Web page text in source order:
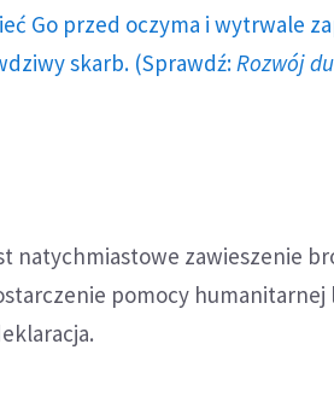
Go przed oczyma i wytrwale
skarb. (Sprawdź: Rozwój
natychmiastowe zawieszenie
pomocy humanitarnej